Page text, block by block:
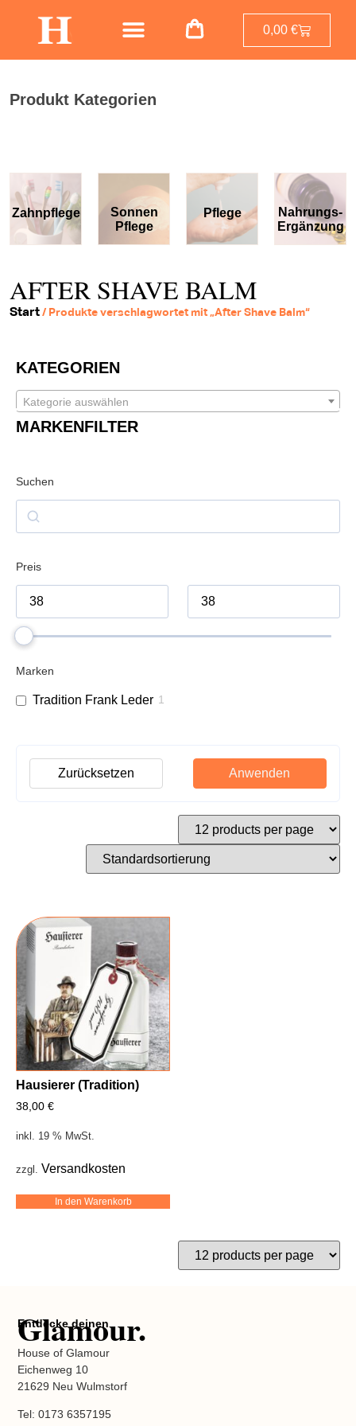
0,00€
Produkt Kategorien
Zahnpflege
Sonnen
Pflege
Pflege
Nahrungs-
Ergänzung
AFTER SHAVE BALM
Start/ Produkte verschlagwortet mit „After Shave Balm“
KATEGORIEN
Kategorie auswählen
MARKENFILTER
Suchen
Preis
Marken
Tradition Frank Leder 1
Anwenden
Zurücksetzen
Hausierer (Tradition)
38,00 €
inkl. 19 % MwSt.
zzgl. Versandkosten
In den Warenkorb
Entdecke deinen
Glamour.
House of Glamour
Eichenweg 10
21629 Neu Wulmstorf
Tel: 0173 6357195